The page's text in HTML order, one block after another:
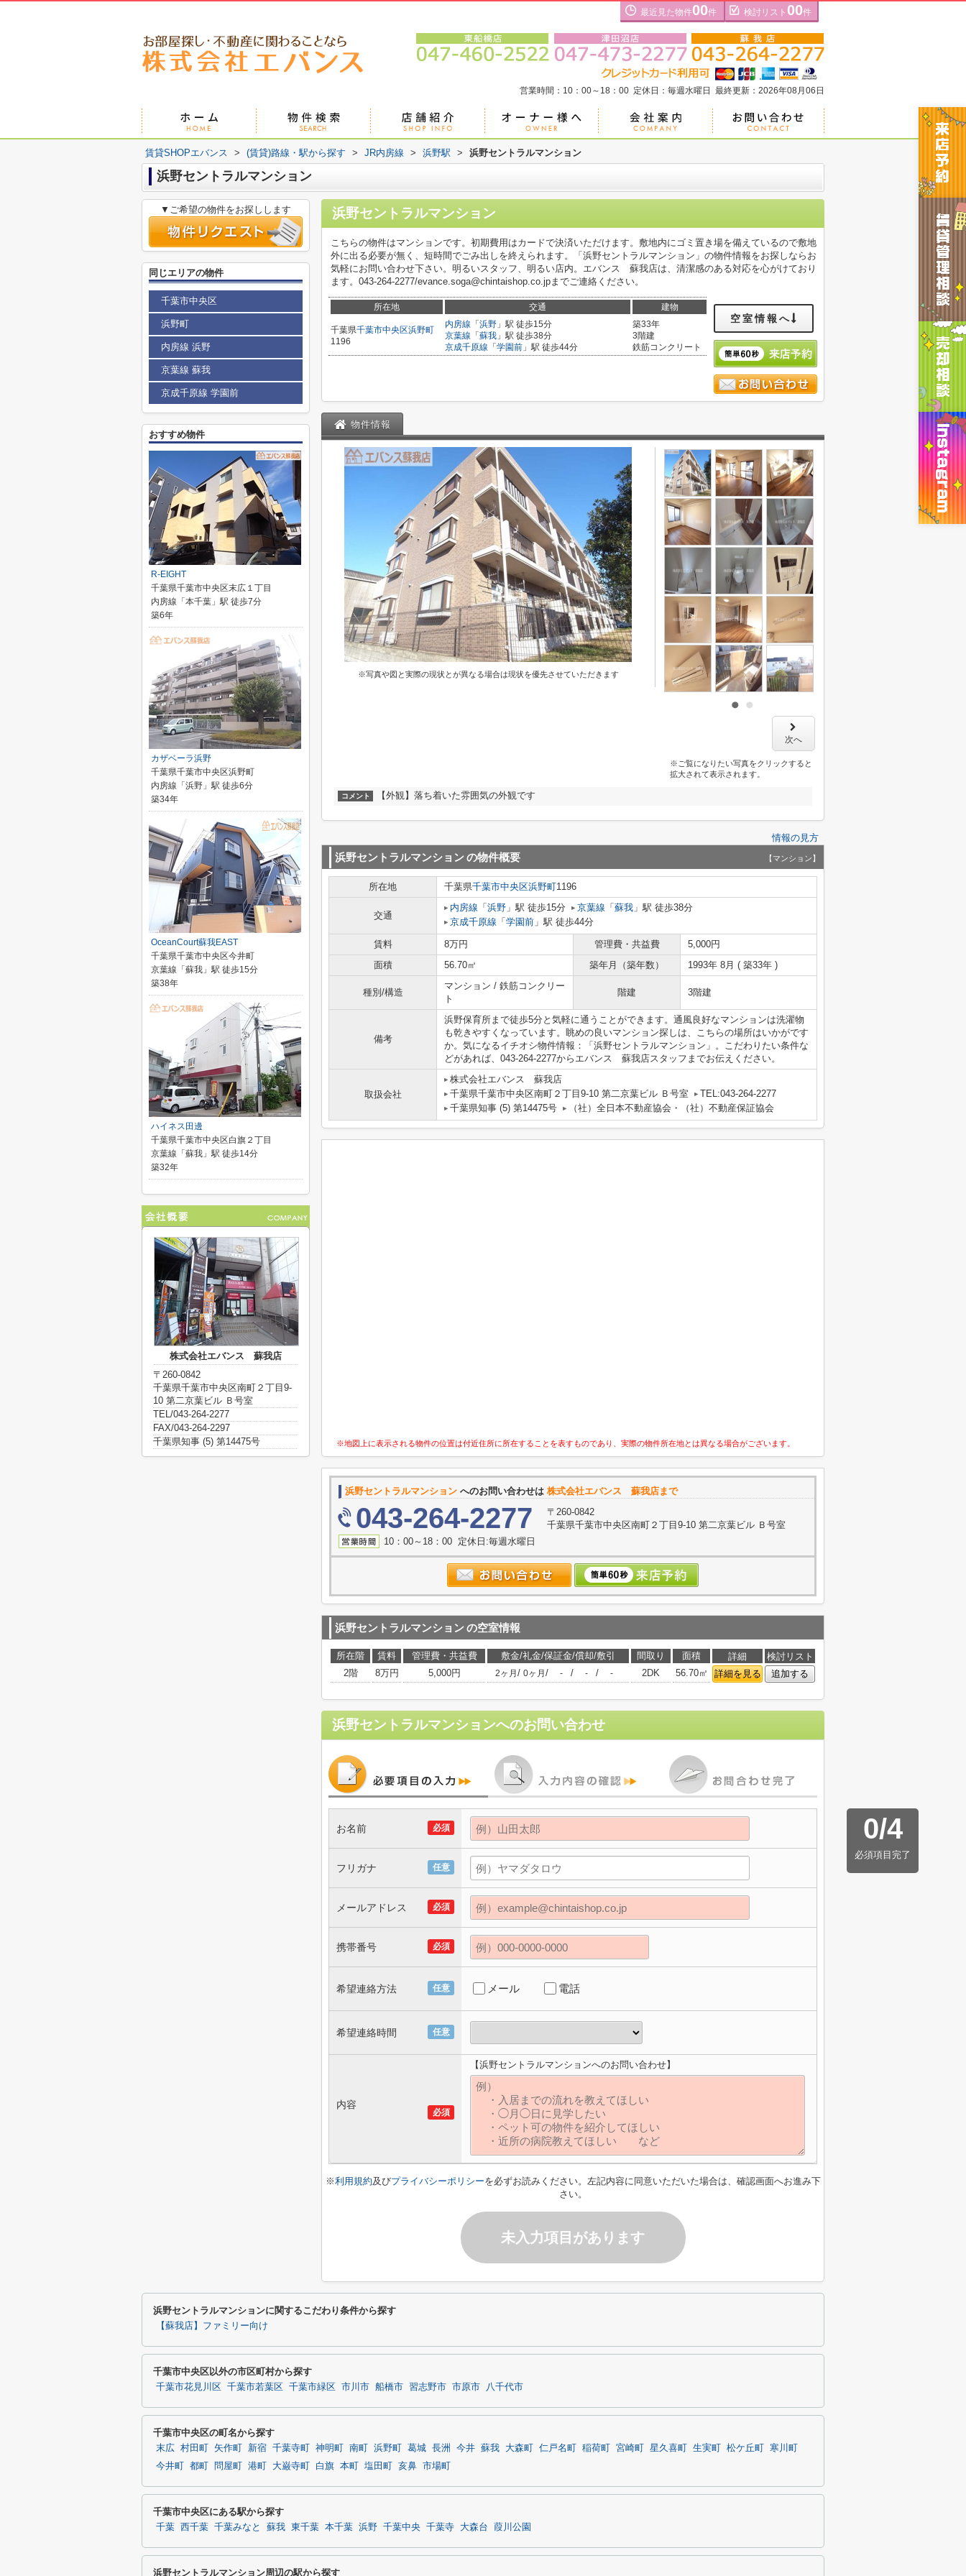
最近見た物件00件 検討リスト 00件
営業時間：10：00～18：00 定休日：毎週水曜日 最終更新：2026年08月06日
賃貸SHOPエバンス > (賃貸)路線・駅から探す > JR内房線 > 浜野駅 > 浜野セントラルマンション
浜野セントラルマンション
浜野セントラルマンション
こちらの物件はマンションです。初期費用はカードで決済いただけます。敷地内にゴミ置き場を備えているので敷地
外に出る必要が無く、短時間でごみ出しを終えられます。「浜野セントラルマンション」の物件情報をお探しならお
気軽にお問い合わせ下さい。明るいスタッフ、明るい店内。エバンス 蘇我店は、清潔感のある対応を心がけており
ます。043-264-2277/evance.soga@chintaishop.co.jpまでご連絡ください。
所在地 交通 建物
千葉県千葉市中央区浜野町
1196
内房線 「 浜野 」駅 徒歩15分
京葉線 「 蘇我 」駅 徒歩38分
京成千原線 「 学園前 」駅 徒歩44分
築33年
3階建
鉄筋コンクリート
空室情報へ
物件情報
※写真や図と実際の現状とが異なる場合は現状を優先させていただきます
次へ
※ご覧になりたい写真をクリックすると
拡大されて表示されます。
コメント 【外観】落ち着いた雰囲気の外観です
情報の見方
浜野セントラルマンションの物件概要 【マンション】
所在地 千葉県千葉市中央区浜野町1196
交通
内房線 「 浜野 」駅 徒歩15分 京葉線 「 蘇我 」駅 徒歩38分
京成千原線 「 学園前 」駅 徒歩44分
賃料 8万円 管理費・共益費
5,000円
面積
56.70㎡ 築年月（築年数） 1993年 8月 ( 築33年 )
種別/構造
マンション / 鉄筋コンクリー
ト
階建 3階建
備考
浜野保育所まで徒歩5分と気軽に通うことができます。通風良好なマンションは洗濯物
も乾きやすくなっています。眺めの良いマンション探しは、こちらの場所はいかがです
か。気になるイチオシ物件情報：「浜野セントラルマンション」。こだわりたい条件な
どがあれば、043-264-2277からエバンス 蘇我店スタッフまでお伝えください。
取扱会社
株式会社エバンス 蘇我店
千葉県千葉市中央区南町２丁目9-10 第二京葉ビル Ｂ号室
TEL:043-264-2277
千葉県知事 (5) 第14475号
（社）全日本不動産協会・（社）不動産保証協会
※地図上に表示される物件の位置は付近住所に所在することを表すものであり、実際の物件所在地とは異なる場合がございます。
浜野セントラルマンション へのお問い合わせは 株式会社エバンス 蘇我店まで
043-264-2277
〒260-0842
千葉県千葉市中央区南町２丁目9-10 第二京葉ビル Ｂ号室
10：00～18：00 定休日:毎週水曜日
浜野セントラルマンションの空室情報
所在階 賃料 管理費・共益費 敷金/礼金/保証金/償却/敷引 間取り 面積 詳細
検討リスト
2階
8万円 5,000円 2ヶ月 / 0ヶ月 / - / - / - 2DK 56.70㎡ 詳細を見る 追加する
浜野セントラルマンションへのお問い合わせ
0/4
必須項目完了
必須
お名前
任意
フリガナ
必須
メールアドレス
必須
携帯番号
任意
希望連絡方法 メール 電話
任意
希望連絡時間
必須
内容
【浜野セントラルマンションへのお問い合わせ】
※利用規約及びプライバシーポリシーを必ずお読みください。左記内容に同意いただいた場合は、確認画面へお進み下
さい。
未入力項目があります
▼ご希望の物件をお探しします
同じエリアの物件
千葉市中央区
浜野町
内房線 浜野
京葉線 蘇我
京成千原線 学園前
おすすめ物件
R-EIGHT
千葉県千葉市中央区末広１丁目
内房線「本千葉」駅 徒歩7分
築6年
カザベーラ浜野
千葉県千葉市中央区浜野町
内房線「浜野」駅 徒歩6分
築34年
OceanCourt蘇我EAST
千葉県千葉市中央区今井町
京葉線「蘇我」駅 徒歩15分
築38年
ハイネス田邊
千葉県千葉市中央区白旗２丁目
京葉線「蘇我」駅 徒歩14分
築32年
株式会社エバンス 蘇我店
〒260-0842
千葉県千葉市中央区南町２丁目9-
10 第二京葉ビル Ｂ号室
TEL/043-264-2277
FAX/043-264-2297
千葉県知事 (5) 第14475号
浜野セントラルマンションに関するこだわり条件から探す
【蘇我店】ファミリー向け
千葉市中央区以外の市区町村から探す
千葉市花見川区 千葉市若葉区 千葉市緑区 市川市 船橋市 習志野市 市原市 八千代市
千葉市中央区の町名から探す
末広 村田町 矢作町 新宿 千葉寺町 神明町 南町 浜野町 葛城 長洲 今井 蘇我 大森町 仁戸名町 稲荷町 宮崎町 星久喜町 生実町 松ケ丘町
寒川町
今井町
都町 問屋町 港町 大巌寺町 白旗 本町 塩田町 亥鼻 市場町
千葉市中央区にある駅から探す
千葉 西千葉 千葉みなと 蘇我 東千葉 本千葉 浜野 千葉中央 千葉寺 大森台 葭川公園
浜野セントラルマンション周辺の駅から探す